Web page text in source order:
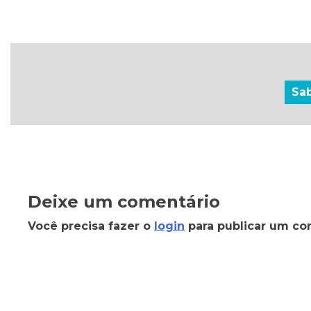
Deixe um comentário
Você precisa fazer o login para publicar um